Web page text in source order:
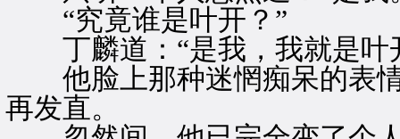
“究竟谁是叶开？”
丁麟道：“是我，我就是叶
他脸上那种迷惘痴呆的表情
再发直。